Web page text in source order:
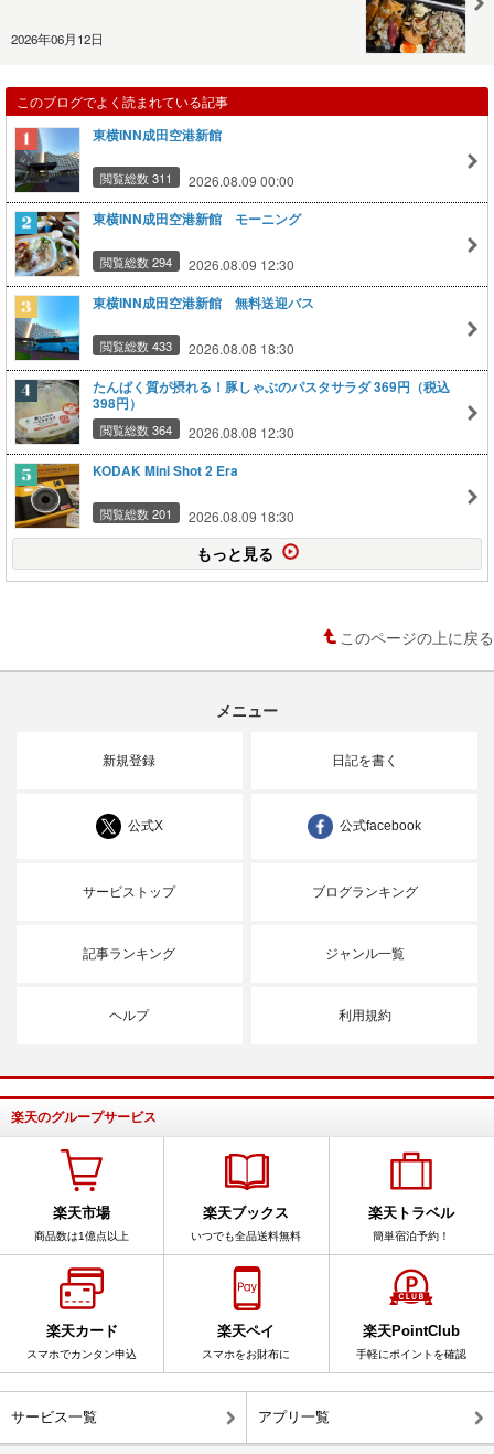
2026年06月12日
このブログでよく読まれている記事
東横INN成田空港新館
閲覧総数 311 2026.08.09 00:00
東横INN成田空港新館 モーニング
閲覧総数 294 2026.08.09 12:30
東横INN成田空港新館 無料送迎バス
閲覧総数 433 2026.08.08 18:30
たんぱく質が摂れる！豚しゃぶのパスタサラダ 369円（税込
398円）
閲覧総数 364 2026.08.08 12:30
KODAK Mini Shot 2 Era
閲覧総数 201 2026.08.09 18:30
もっと見る
このページの上に戻る
メニュー
新規登録 日記を書く
公式X 公式facebook
サービストップ ブログランキング
記事ランキング ジャンル一覧
ヘルプ 利用規約
楽天のグループサービス
楽天市場
商品数は1億点以上
楽天ブックス
いつでも全品送料無料
楽天トラベル
簡単宿泊予約！
楽天カード
スマホでカンタン申込
楽天ペイ
スマホをお財布に
楽天PointClub
手軽にポイントを確認
サービス一覧 アプリ一覧